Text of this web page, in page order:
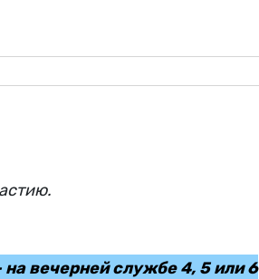
вечерней службе 4, 5 или 6